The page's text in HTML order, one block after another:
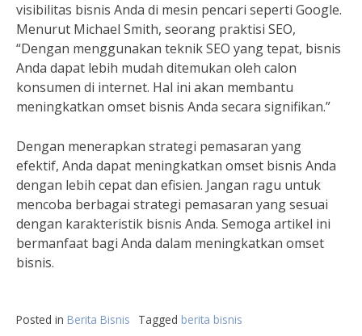
visibilitas bisnis Anda di mesin pencari seperti Google.
Menurut Michael Smith, seorang praktisi SEO,
“Dengan menggunakan teknik SEO yang tepat, bisnis
Anda dapat lebih mudah ditemukan oleh calon
konsumen di internet. Hal ini akan membantu
meningkatkan omset bisnis Anda secara signifikan.”
Dengan menerapkan strategi pemasaran yang
efektif, Anda dapat meningkatkan omset bisnis Anda
dengan lebih cepat dan efisien. Jangan ragu untuk
mencoba berbagai strategi pemasaran yang sesuai
dengan karakteristik bisnis Anda. Semoga artikel ini
bermanfaat bagi Anda dalam meningkatkan omset
bisnis.
Posted in Berita Bisnis Tagged berita bisnis